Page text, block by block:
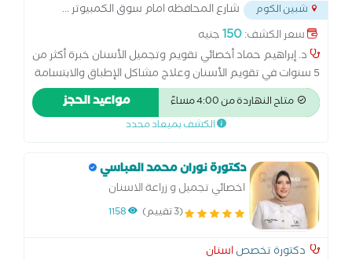
شبين الكوم شارع المحافظه امام سوق الكمبيوتر...
سعر الكشف:150جنيه
د. إبراهيم حماد أخصائي تقويم وتجميل الأسنان خبرة أكثر من
5 سنوات في تقويم الأسنان وعلاج مشاكل الإطباق والابتسامة
التجميلية، مع الاهتمام بتقديم تجربة علاج مريحة ونتائج دقيقة
تناسب كل حالة. الزماله البريطانيه لتقويم الاسنان البورد
الالمانى فى زراعه الاسنان متخصص فى تجميل الاسنان
الاطفال و تعديل مشاكل العضم فى بدايه النمو
متاح النهاردة من 4:00 مساءً مواعيد الحجز
الكشف بميعاد محدد
دكتورة نوران محمد العباسي
اخصائي تجميل و زراعة الاسنان
(3 تقييم) 1158
دكتورة تخصصاسنان